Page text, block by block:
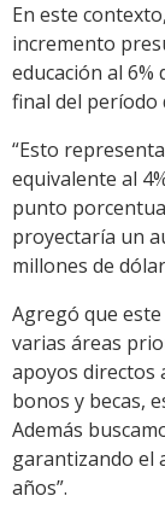
En este
incremento
educación al
final del período
“Esto
equivalente al
punto
proyectaría un
millones de
Agregó que
varias áreas
apoyos directos
bonos y becas,
Además
garantizando el
años”.